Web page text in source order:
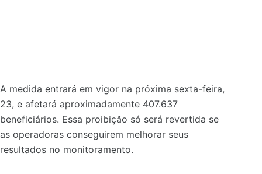
A medida entrará em vigor na próxima sexta-feira,
23, e afetará aproximadamente 407.637
beneficiários. Essa proibição só será revertida se
as operadoras conseguirem melhorar seus
resultados no monitoramento.